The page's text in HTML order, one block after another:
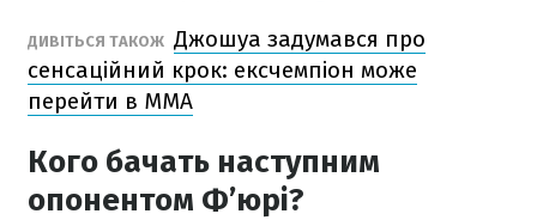
ДИВІТЬСЯ ТАКОЖ Джошуа задумався про
сенсаційний крок: ексчемпіон може
перейти в ММА
Кого бачать наступним
опонентом Ф’юрі?